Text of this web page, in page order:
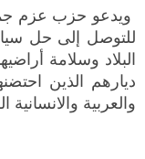
ويدعو حزب عزم
للتوصل إلى حل
البلاد وسلامة
ديارهم الذين
والعربية